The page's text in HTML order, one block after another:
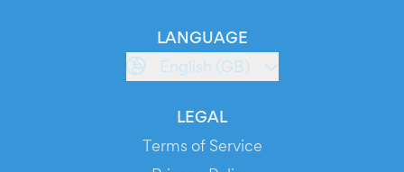
LANGUAGE
English (GB)
LEGAL
Terms of Service